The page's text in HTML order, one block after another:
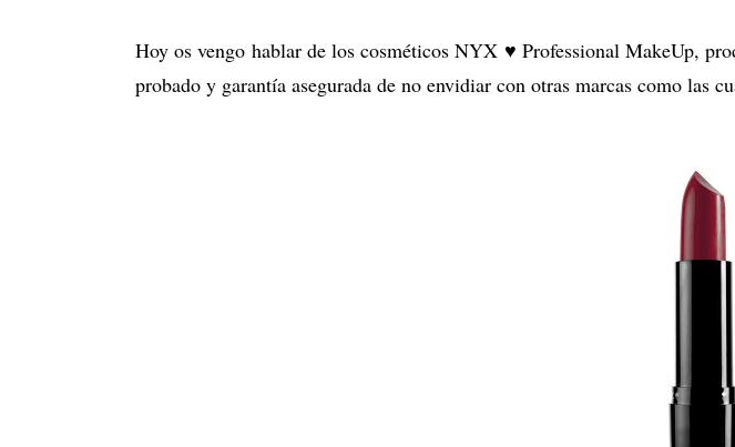
Hoy os vengo hablar de los cosméticos NYX ♥ Professional MakeUp,
probado y garantía asegurada de no envidiar con otras marcas como las